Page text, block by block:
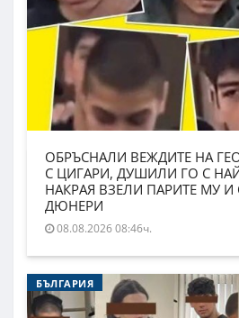
ОБРЪСНАЛИ ВЕЖДИТЕ НА
С ЦИГАРИ, ДУШИЛИ ГО С
НАКРАЯ ВЗЕЛИ ПАРИТЕ МУ
ДЮНЕРИ
08.08.2026 08:46ч.
БЪЛГАРИЯ